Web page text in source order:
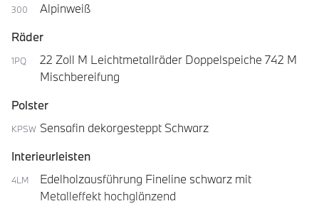
300
Alpinweiß
Räder
1PQ
22 Zoll M Leichtmetallräder Doppelspeiche 742 M
Mischbereifung
Polster
KPSW Sensafin dekorgesteppt Schwarz
Interieurleisten
4LM
Edelholzausführung Fineline schwarz mit
Metalleffekt hochglänzend